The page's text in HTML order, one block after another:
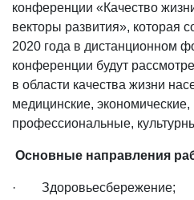
конференции «Качество
векторы развития», которая
2020 года в дистанционном
конференции будут
в области качества жизни
медицинские,
профессиональные,
Основные направления
· Здоровьесбережение;